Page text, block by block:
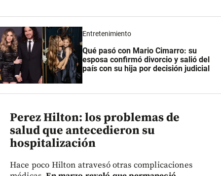
Entretenimiento
Qué pasó con Mario Cimarro: su
esposa confirmó divorcio y salió del
país con su hija por decisión judicial
Perez Hilton: los problemas de
salud que antecedieron su
hospitalización
Hace poco Hilton atravesó otras complicaciones